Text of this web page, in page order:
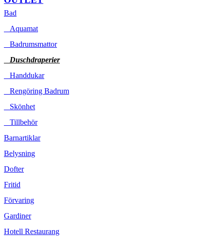
Bad
Aquamat
Badrumsmattor
Duschdraperier
Handdukar
Rengöring Badrum
Skönhet
Tillbehör
Barnartiklar
Belysning
Dofter
Fritid
Förvaring
Gardiner
Hotell Restaurang